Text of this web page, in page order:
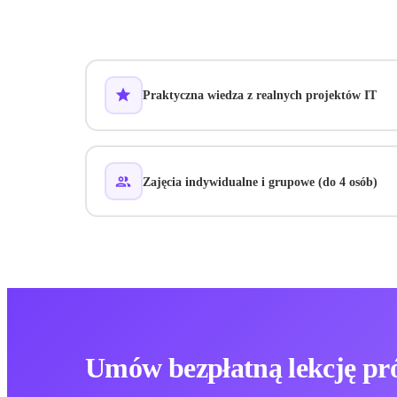
Praktyczna wiedza z realnych projektów IT
Zajęcia indywidualne i grupowe (do 4 osób)
Umów bezpłatną lekcję